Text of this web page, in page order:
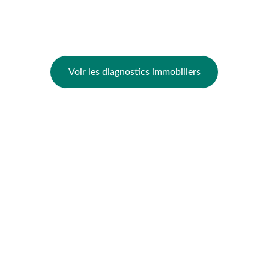
Voir les diagnostics immobiliers